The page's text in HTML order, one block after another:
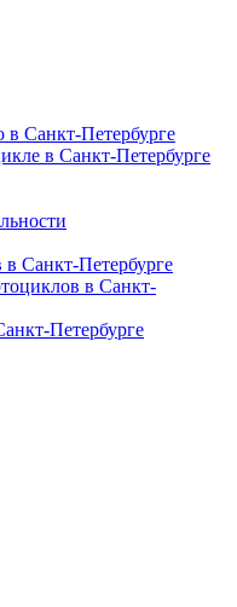
Санкт-Петербурге
в Санкт-Петербурге
Санкт-Петербурге
в Санкт-
Петербурге